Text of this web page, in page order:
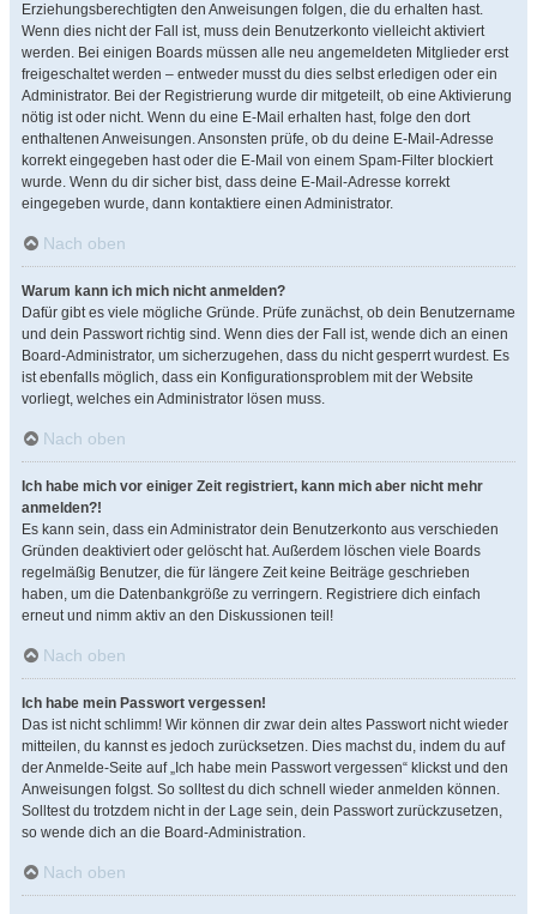
Erziehungsberechtigten den Anweisungen folgen, die du erhalten hast.
Wenn dies nicht der Fall ist, muss dein Benutzerkonto vielleicht aktiviert
werden. Bei einigen Boards müssen alle neu angemeldeten Mitglieder erst
freigeschaltet werden – entweder musst du dies selbst erledigen oder ein
Administrator. Bei der Registrierung wurde dir mitgeteilt, ob eine Aktivierung
nötig ist oder nicht. Wenn du eine E-Mail erhalten hast, folge den dort
enthaltenen Anweisungen. Ansonsten prüfe, ob du deine E-Mail-Adresse
korrekt eingegeben hast oder die E-Mail von einem Spam-Filter blockiert
wurde. Wenn du dir sicher bist, dass deine E-Mail-Adresse korrekt
eingegeben wurde, dann kontaktiere einen Administrator.
Nach oben
Warum kann ich mich nicht anmelden?
Dafür gibt es viele mögliche Gründe. Prüfe zunächst, ob dein Benutzername
und dein Passwort richtig sind. Wenn dies der Fall ist, wende dich an einen
Board-Administrator, um sicherzugehen, dass du nicht gesperrt wurdest. Es
ist ebenfalls möglich, dass ein Konfigurationsproblem mit der Website
vorliegt, welches ein Administrator lösen muss.
Nach oben
Ich habe mich vor einiger Zeit registriert, kann mich aber nicht mehr
anmelden?!
Es kann sein, dass ein Administrator dein Benutzerkonto aus verschieden
Gründen deaktiviert oder gelöscht hat. Außerdem löschen viele Boards
regelmäßig Benutzer, die für längere Zeit keine Beiträge geschrieben
haben, um die Datenbankgröße zu verringern. Registriere dich einfach
erneut und nimm aktiv an den Diskussionen teil!
Nach oben
Ich habe mein Passwort vergessen!
Das ist nicht schlimm! Wir können dir zwar dein altes Passwort nicht wieder
mitteilen, du kannst es jedoch zurücksetzen. Dies machst du, indem du auf
der Anmelde-Seite auf „Ich habe mein Passwort vergessen“ klickst und den
Anweisungen folgst. So solltest du dich schnell wieder anmelden können.
Solltest du trotzdem nicht in der Lage sein, dein Passwort zurückzusetzen,
so wende dich an die Board-Administration.
Nach oben